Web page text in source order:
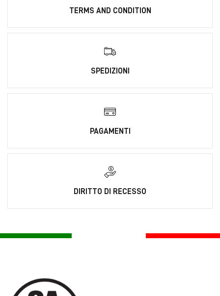
TERMS AND CONDITION
SPEDIZIONI
PAGAMENTI
DIRITTO DI RECESSO